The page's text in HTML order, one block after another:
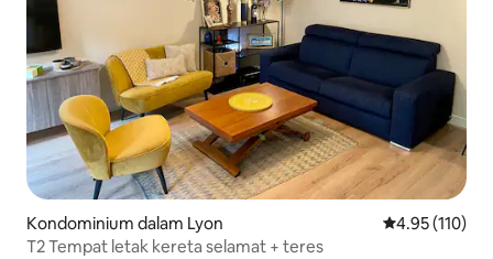
Kondominium dalam Lyon Penarafan
4.95 (110)
T2 Tempat letak kereta selamat + teres